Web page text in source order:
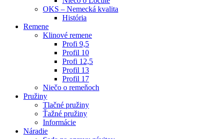
OKS – Nemecká kvalita
História
Remene
Klinové remene
Profi 9,5
Profil 10
Profi 12,5
Profil 13
Profil 17
Niečo o remeňoch
Pružiny
Tlačné pružiny
Ťažné pružiny
Informácie
Náradie